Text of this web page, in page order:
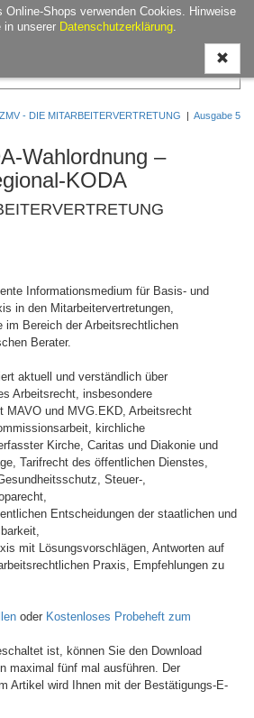
Online-Shops verwenden Cookies. Hinweise
in unserer Datenschutzerklärung.
ein-/
ZMV - DIE MITARBEITERVERTRETUNG | Ausgabe 5
Wahlordnung –
KODA
Informationsmedium für Basis- und
in den Mitarbeitervertretungen,
im Bereich der Arbeitsrechtlichen
Berater.
aktuell und verständlich über
Arbeitsrecht, insbesondere
MAVO und MVG.EKD, Arbeitsrecht
kirchliche
Kirche, Caritas und Diakonie und
Tarifrecht des öffentlichen Dienstes,
Steuer-,
Entscheidungen der staatlichen und
mit Lösungsvorschlägen, Antworten auf
Praxis, Empfehlungen zu
oder Kostenloses Probeheft zum
ist, können Sie den Download
maximal fünf mal ausführen. Der
Artikel wird Ihnen mit der Bestätigungs-E-